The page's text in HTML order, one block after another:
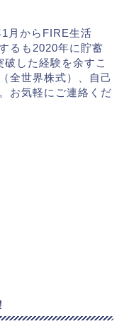
月からFIRE生活
るも2020年に貯蓄
した経験を余すこ
全世界株式）、自己
お気軽にご連絡くだ